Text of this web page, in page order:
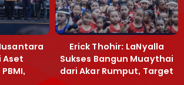
Aset
Erick Thohir: LaNyalla
Sukses Bangun Muaythai
dari Akar Rumput, Target